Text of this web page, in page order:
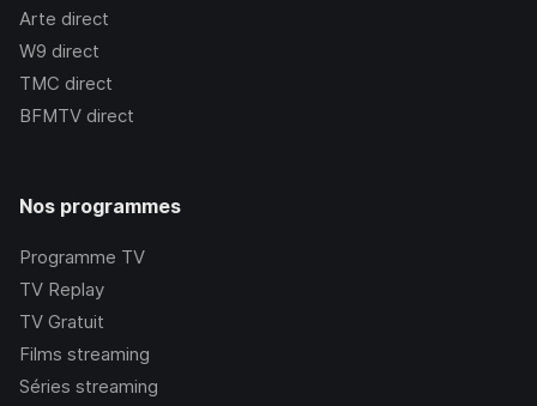
Arte direct
W9 direct
TMC direct
BFMTV direct
Nos programmes
Programme TV
TV Replay
TV Gratuit
Films streaming
Séries streaming